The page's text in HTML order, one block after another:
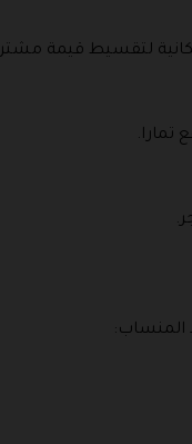
لتقسيط قيمة
تمارا.
المنساب: